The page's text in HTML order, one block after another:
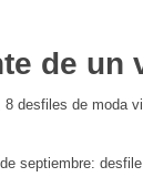
de un
desfiles de moda
septiembre: